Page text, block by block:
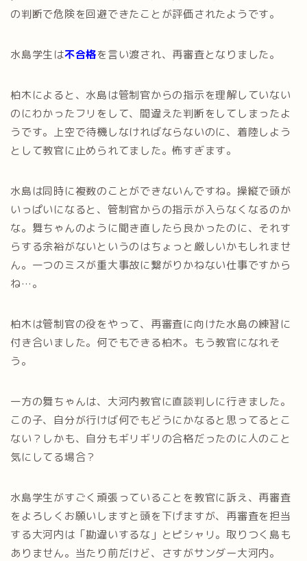
の判断で危険を回避できたことが評価されたようです。
水島学生は不合格を言い渡され、再審査となりました。
柏木によると、水島は管制官からの指示を理解していない
のにわかったフリをして、間違えた判断をしてしまったよ
うです。上空で待機しなければならないのに、着陸しよう
として教官に止められてました。怖すぎます。
水島は同時に複数のことができないんですね。操縦で頭が
いっぱいになると、管制官からの指示が入らなくなるのか
な。舞ちゃんのように聞き直したら良かったのに、それす
らする余裕がないというのはちょっと厳しいかもしれませ
ん。一つのミスが重大事故に繋がりかねない仕事ですから
ね…。
柏木は管制官の役をやって、再審査に向けた水島の練習に
付き合いました。何でもできる柏木。もう教官になれそ
う。
一方の舞ちゃんは、大河内教官に直談判しに行きました。
この子、自分が行けば何でもどうにかなると思ってるとこ
ない？しかも、自分もギリギリの合格だったのに人のこと
気にしてる場合？
水島学生がすごく頑張っていることを教官に訴え、再審査
をよろしくお願いしますと頭を下げますが、再審査を担当
する大河内は「勘違いするな」とピシャリ。取りつく島も
ありません。当たり前だけど、さすがサンダー大河内。